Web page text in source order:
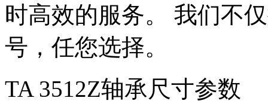
时高效的服务。 我们不
号，任您选择。
TA 3512Z轴承尺寸参数